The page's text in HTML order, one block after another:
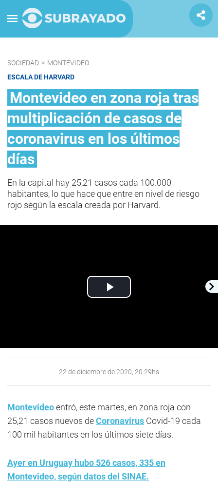
SOCIEDAD > MONTEVIDEO
ESCALA DE HARVARD
Montevideo en zona roja tras
multiplicación de casos de
coronavirus en los últimos
días
En la capital hay 25,21 casos cada 100.000
habitantes, lo que hace que entre en nivel de riesgo
rojo según la escala creada por Harvard.
Play
22 de diciembre de 2020, 20:29hs
Montevideoentró, este martes, en zona roja con
25,21 casos nuevos deCoronavirus Covid-19 cada
100 mil habitantes en los últimos siete días.
Ayer en Uruguay hubo 526 casos, 335 en
Montevideo, según datos del SINAE.